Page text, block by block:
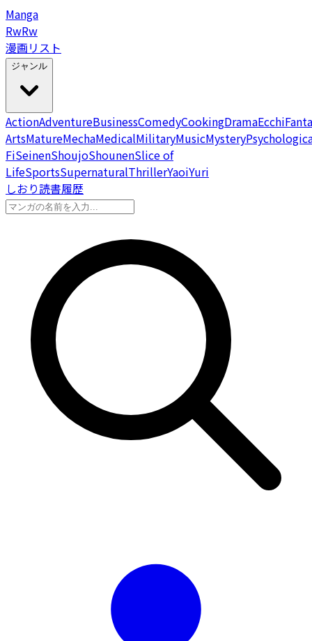
Manga
RwRw
漫画リスト
ジャンル
ActionAdventureBusinessComedyCookingDramaEcchi
ArtsMatureMechaMedicalMilitaryMusicMystery
FiSeinenShoujoShounenSlice of
LifeSportsSupernaturalThrillerYaoiYuri
しおり読書履歴